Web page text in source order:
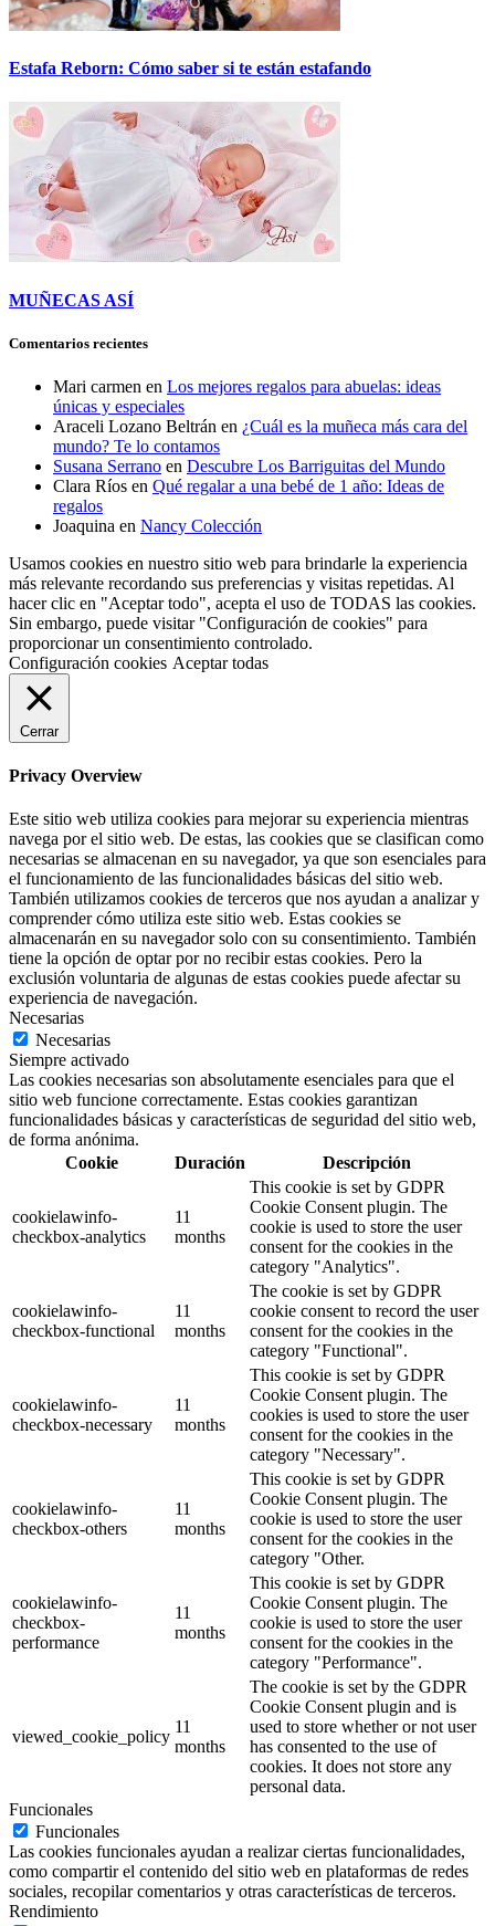
Estafa Reborn: Cómo saber si te están estafando
MUÑECAS ASÍ
Comentarios recientes
Mari carmen en Los mejores regalos para abuelas: ideas
únicas y especiales
Araceli Lozano Beltrán en ¿Cuál es la muñeca más cara del
mundo? Te lo contamos
Susana Serrano en Descubre Los Barriguitas del Mundo
Clara Ríos en Qué regalar a una bebé de 1 año: Ideas de
regalos
Joaquina en Nancy Colección
Usamos cookies en nuestro sitio web para brindarle la experiencia
más relevante recordando sus preferencias y visitas repetidas. Al
hacer clic en "Aceptar todo", acepta el uso de TODAS las cookies.
Sin embargo, puede visitar "Configuración de cookies" para
proporcionar un consentimiento controlado.
Configuración cookies Aceptar todas
Cerrar
Privacy Overview
Este sitio web utiliza cookies para mejorar su experiencia mientras
navega por el sitio web. De estas, las cookies que se clasifican como
necesarias se almacenan en su navegador, ya que son esenciales para
el funcionamiento de las funcionalidades básicas del sitio web.
También utilizamos cookies de terceros que nos ayudan a analizar y
comprender cómo utiliza este sitio web. Estas cookies se
almacenarán en su navegador solo con su consentimiento. También
tiene la opción de optar por no recibir estas cookies. Pero la
exclusión voluntaria de algunas de estas cookies puede afectar su
experiencia de navegación.
Necesarias
Necesarias
Siempre activado
Las cookies necesarias son absolutamente esenciales para que el
sitio web funcione correctamente. Estas cookies garantizan
funcionalidades básicas y características de seguridad del sitio web,
de forma anónima.
Cookie
Duración Descripción
cookielawinfo-
checkbox-analytics
11
months
This cookie is set by GDPR
Cookie Consent plugin. The
cookie is used to store the user
consent for the cookies in the
category "Analytics".
cookielawinfo-
checkbox-functional
11
months
The cookie is set by GDPR
cookie consent to record the user
consent for the cookies in the
category "Functional".
cookielawinfo-
checkbox-necessary
11
months
This cookie is set by GDPR
Cookie Consent plugin. The
cookies is used to store the user
consent for the cookies in the
category "Necessary".
cookielawinfo-
checkbox-others
11
months
This cookie is set by GDPR
Cookie Consent plugin. The
cookie is used to store the user
consent for the cookies in the
category "Other.
cookielawinfo-
checkbox-
performance
11
months
This cookie is set by GDPR
Cookie Consent plugin. The
cookie is used to store the user
consent for the cookies in the
category "Performance".
viewed_cookie_policy
11
months
The cookie is set by the GDPR
Cookie Consent plugin and is
used to store whether or not user
has consented to the use of
cookies. It does not store any
personal data.
Funcionales
Funcionales
Las cookies funcionales ayudan a realizar ciertas funcionalidades,
como compartir el contenido del sitio web en plataformas de redes
sociales, recopilar comentarios y otras características de terceros.
Rendimiento